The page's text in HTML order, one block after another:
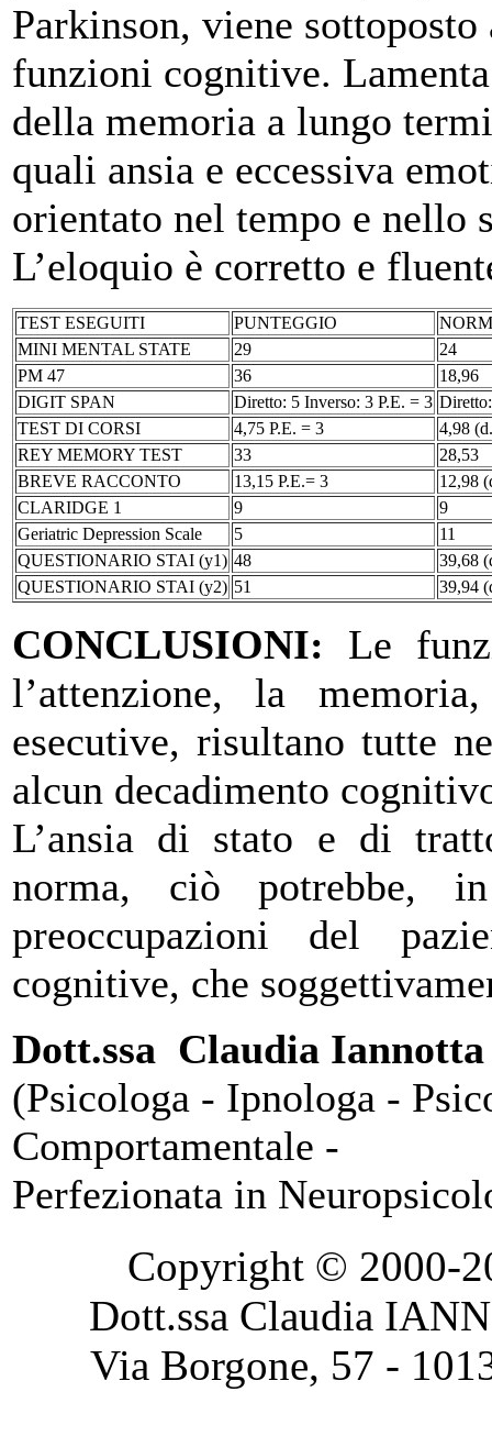
Parkinson, viene
funzioni cognitive.
della memoria a lungo
quali ansia e eccessiva
orientato nel tempo e nello
L’eloquio è corretto e
TEST ESEGUITI PUNTEGGIO
MINI MENTAL STATE
29
24
PM 47
36
18,96
DIGIT SPAN
Diretto: 5 Inverso: 3 P.E. = 3
TEST DI CORSI
4,75 P.E. = 3
4,98
REY MEMORY TEST
33
28,53
BREVE RACCONTO
13,15 P.E.= 3
12,98
CLARIDGE 1
9
9
Geriatric Depression Scale
5
11
QUESTIONARIO STAI (y1) 48
39,68
QUESTIONARIO STAI (y2) 51 39,94
CONCLUSIONI: Le
l’attenzione, la
esecutive, risultano tutte
alcun decadimento
L’ansia di stato e di
norma, ciò potrebbe,
preoccupazioni del
cognitive, che
Dott.ssa Claudia Iannotta
(Psicologa - Ipnologa -
Comportamentale -
Perfezionata in
Copyright © 2000-
Dott.ssa Claudia
Via Borgone, 57 -